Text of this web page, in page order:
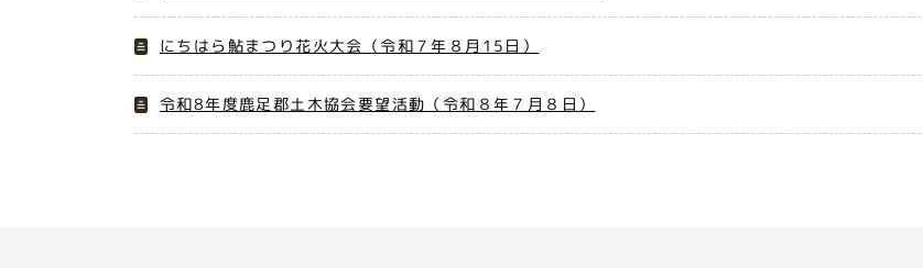
にちはら鮎まつり花火大会（令和７年８月15日）
令和8年度鹿足郡土木協会要望活動（令和８年７月８日）